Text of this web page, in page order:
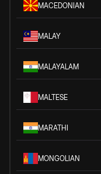
MACEDONIAN
MALAY
MALAYALAM
MALTESE
MARATHI
MONGOLIAN